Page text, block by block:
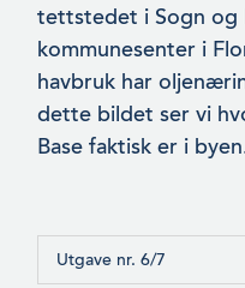
tettstedet i Sogn og
kommunesenter i
havbruk har
dette bildet ser vi
Base faktisk er i
Utgave nr. 6/7